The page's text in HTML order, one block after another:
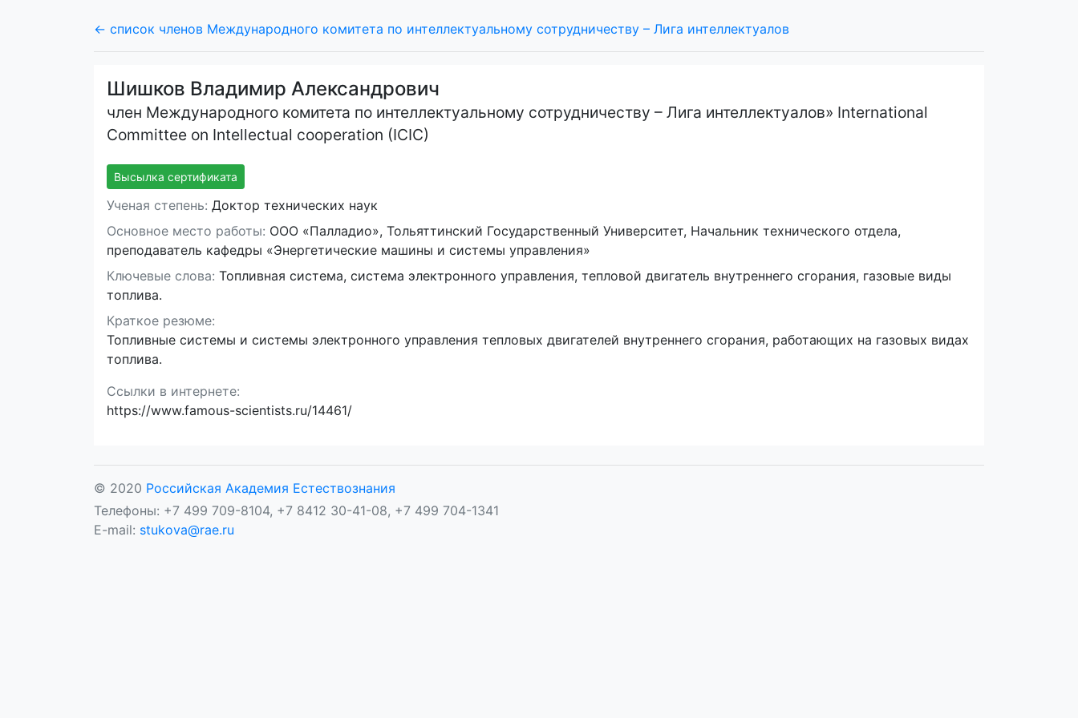
← список членов Международного комитета по интеллектуальному сотрудничеству – Лига интеллектуалов
Шишков Владимир Александрович
член Международного комитета по интеллектуальному сотрудничеству – Лига интеллектуалов» International
Committee on Intellectual cooperation (ICIC)
Высылка сертификата
Ученая степень: Доктор технических наук
Основное место работы: ООО «Палладио», Тольяттинский Государственный Университет, Начальник технического отдела,
преподаватель кафедры «Энергетические машины и системы управления»
Ключевые слова: Топливная система, система электронного управления, тепловой двигатель внутреннего сгорания, газовые виды
топлива.
Краткое резюме:
Топливные системы и системы электронного управления тепловых двигателей внутреннего сгорания, работающих на газовых видах
топлива.
Ссылки в интернете:
https://www.famous-scientists.ru/14461/
© 2020 Российская Академия Естествознания
Телефоны: +7 499 709-8104, +7 8412 30-41-08, +7 499 704-1341
E-mail: stukova@rae.ru